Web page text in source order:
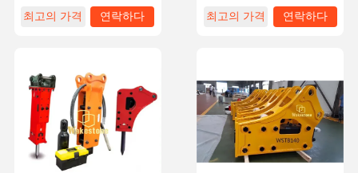
최고의 가격
연락하다
최고의 가격
연락하다